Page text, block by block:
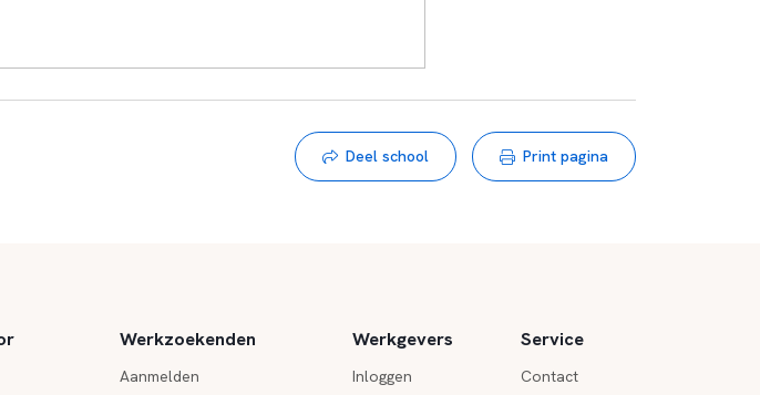
Deel school Print pagina
Werkzoekenden
Aanmelden
Werkgevers
Inloggen
Service
Contact